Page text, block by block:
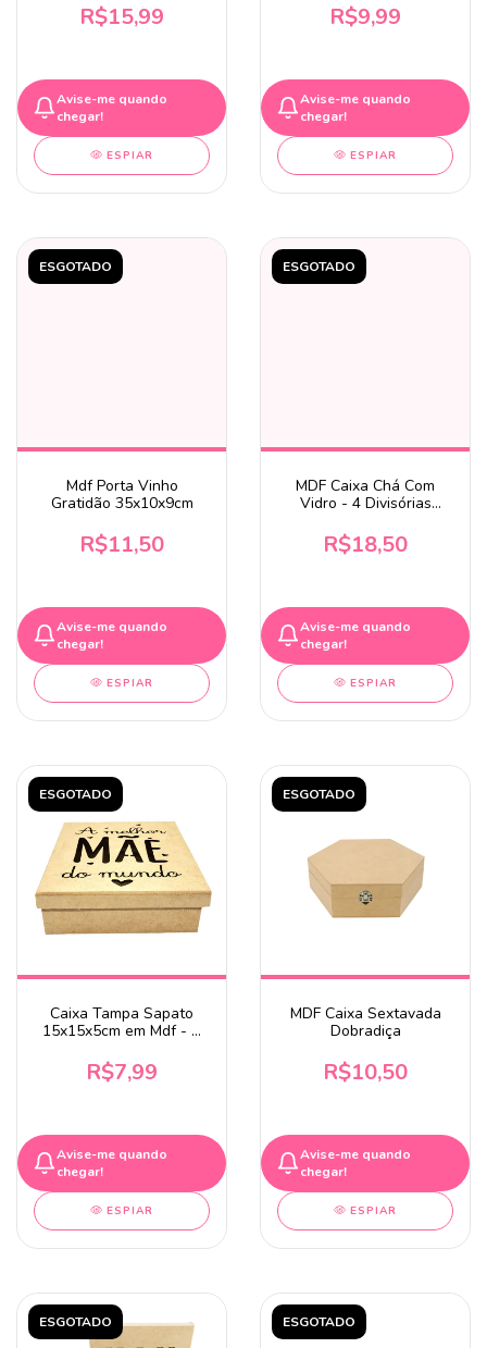
R$15,99
Avise-me quando
chegar!
ESPIAR
R$9,99
Avise-me quando
chegar!
ESPIAR
ESGOTADO
Mdf Porta Vinho
Gratidão 35x10x9cm
R$11,50
Avise-me quando
chegar!
ESPIAR
ESGOTADO
MDF Caixa Chá Com
Vidro - 4 Divisórias
R$18,50
Avise-me quando
chegar!
ESPIAR
ESGOTADO
Caixa Tampa Sapato
15x15x5cm em Mdf - A
R$7,99
Avise-me quando
chegar!
ESPIAR
ESGOTADO
MDF Caixa Sextavada
Dobradiça
R$10,50
Avise-me quando
chegar!
ESPIAR
ESGOTADO ESGOTADO